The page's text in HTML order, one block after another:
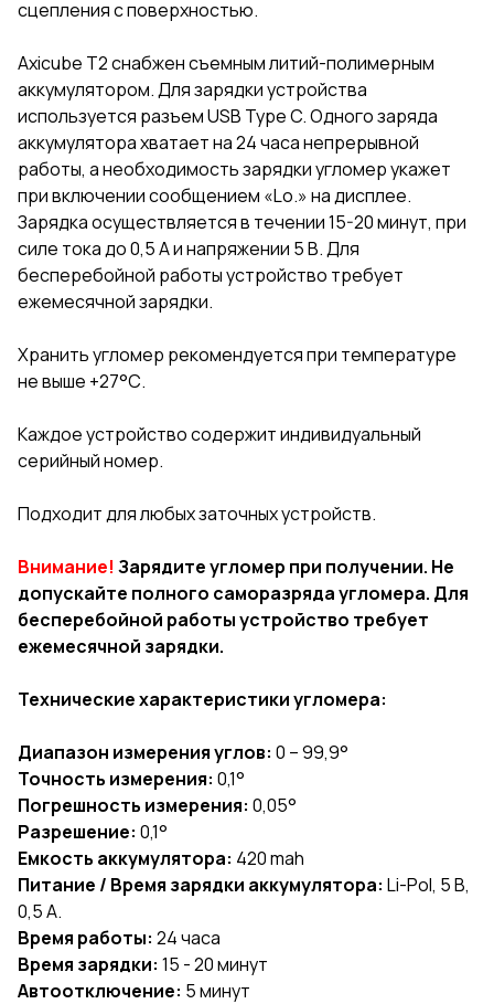
сцепления с поверхностью.
Axicube T2 снабжен съемным литий-полимерным
аккумулятором. Для зарядки устройства
используется разъем USB Type C. Одного заряда
аккумулятора хватает на 24 часа непрерывной
работы, а необходимость зарядки угломер укажет
при включении сообщением «Lo.» на дисплее.
Зарядка осуществляется в течении 15-20 минут, при
силе тока до 0,5 А и напряжении 5 В. Для
бесперебойной работы устройство требует
ежемесячной зарядки.
Хранить угломер рекомендуется при температуре
не выше +27°С.
Каждое устройство содержит индивидуальный
серийный номер.
Подходит для любых заточных устройств.
Внимание! Зарядите угломер при получении. Не
допускайте полного саморазряда угломера. Для
бесперебойной работы устройство требует
ежемесячной зарядки.
Технические характеристики угломера:
Диапазон измерения углов: 0 – 99,9°
Точность измерения: 0,1°
Погрешность измерения: 0,05°
Разрешение: 0,1°
Емкость аккумулятора: 420 mah
Питание / Время зарядки аккумулятора: Li-Pol, 5 В,
0,5 А.
Время работы: 24 часа
Время зарядки: 15 - 20 минут
Автоотключение: 5 минут